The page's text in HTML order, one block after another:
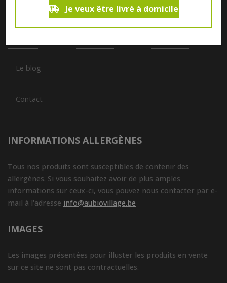
Je veux être livré à domicile
vous servir du petit déjeuner au souper.
Le blog
Contact
INFORMATIONS ALLERGÈNES
Tous nos produits sont susceptibles de contenir des
allergènes. Si vous souhaitez avoir de plus amples
informations sur ceux-ci, vous pouvez nous contacter par e-
mail à l'adresse info@aubiovillage.be
IMAGES
Les images présentées pour illuster les produits en vente
sur ce site ne sont pas contractuelles.